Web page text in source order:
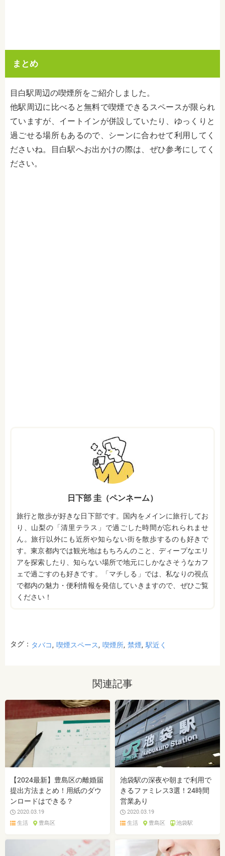
まとめ
目白駅周辺の喫煙所をご紹介しました。
他駅周辺に比べると無料で喫煙できるスペースが限られ
ていますが、イートインが併設していたり、ゆっくりと
過ごせる場所もあるので、シーンに合わせて利用してく
ださいね。目白駅へお出かけの際は、ぜひ参考にしてく
ださい。
日下部 圭（ペンネーム）
旅行と散歩が好きな日下部です。国内をメインに旅行してお
り、山梨の「清里テラス」で過ごした時間が忘れられませ
ん。旅行以外にも近所や知らない街を散歩するのも好きで
す。東京都内では観光地はもちろんのこと、ディープなエリ
アを探索したり、知らない場所で地元にしかなさそうなカフ
ェで過ごすのも好きです。「マチしる」では、私なりの視点
で都内の魅力・便利情報を発信していきますので、ぜひご覧
ください！
タグ： タバコ 喫煙スペース 喫煙所 禁煙 駅近く
関連記事
【2024最新】豊島区の離婚届
提出方法まとめ！用紙のダウ
ンロードはできる？
2020.03.19
生活
豊島区
池袋駅の深夜や朝まで利用で
きるファミレス3選！24時間
営業あり
2020.03.19
生活
豊島区 池袋駅